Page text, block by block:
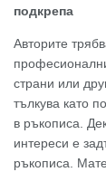
подкрепа
Авторите
страни или
тълкува като
в ръкописа.
интереси е
ръкописа.